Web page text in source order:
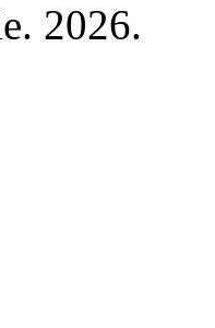
2026.